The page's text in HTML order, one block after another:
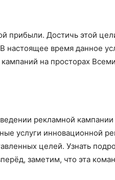
прибыли. Достичь этой
настоящее время данное
на просторах
рекламной
услуги инновационной
целей. Узнать
заметим, что эта